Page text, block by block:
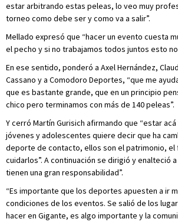
estar arbitrando estas peleas, lo veo muy
torneo como debe ser y como va a salir”.
Mellado expresó que “hacer un evento cuesta
el pecho y si no trabajamos todos juntos esto no
En ese sentido, ponderó a Axel Hernández,
Cassano y a Comodoro Deportes, “que me
que es bastante grande, que en un principio
chico pero terminamos con más de 140 peleas”.
Y cerró Martín Gurisich afirmando que “estar
jóvenes y adolescentes quiere decir que ha
deporte de contacto, ellos son el patrimonio, el
cuidarlos”. A continuación se dirigió y enalteció
tienen una gran responsabilidad”.
“Es importante que los deportes apuesten a ir
condiciones de los eventos. Se salió de los
hacer en Gigante, es algo importante y la